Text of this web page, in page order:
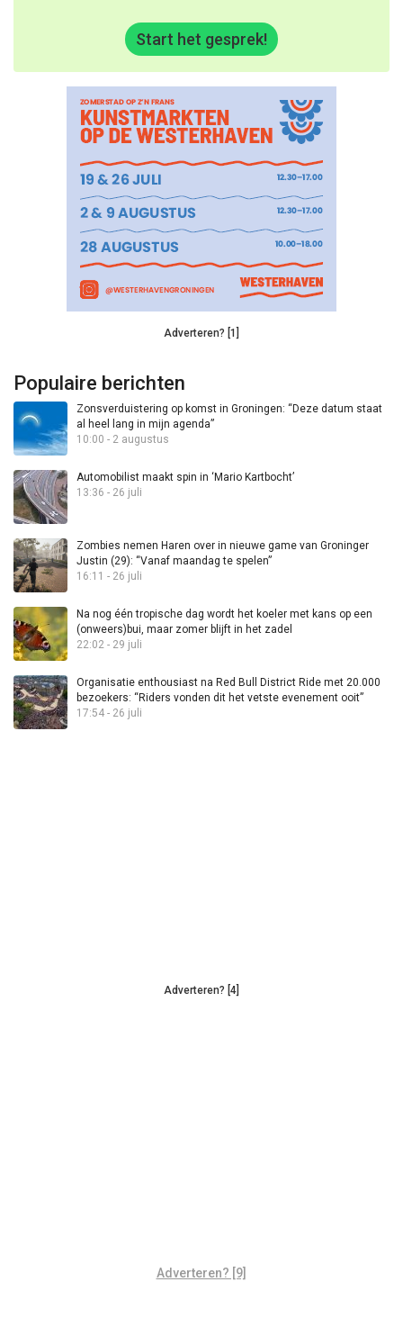
Start het gesprek!
Adverteren? [1]
Populaire berichten
Zonsverduistering op komst in Groningen: “Deze datum staat
al heel lang in mijn agenda”
10:00 - 2 augustus
Automobilist maakt spin in ‘Mario Kartbocht’
13:36 - 26 juli
Zombies nemen Haren over in nieuwe game van Groninger
Justin (29): “Vanaf maandag te spelen”
16:11 - 26 juli
Na nog één tropische dag wordt het koeler met kans op een
(onweers)bui, maar zomer blijft in het zadel
22:02 - 29 juli
Organisatie enthousiast na Red Bull District Ride met 20.000
bezoekers: “Riders vonden dit het vetste evenement ooit”
17:54 - 26 juli
Adverteren? [4]
Adverteren? [9]